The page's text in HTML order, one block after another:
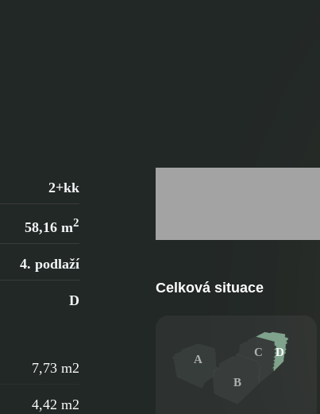
2+kk
58,16 m2
4. podlaží
D
7,73 m2
4,42 m2
Celková situace
A
B
C D